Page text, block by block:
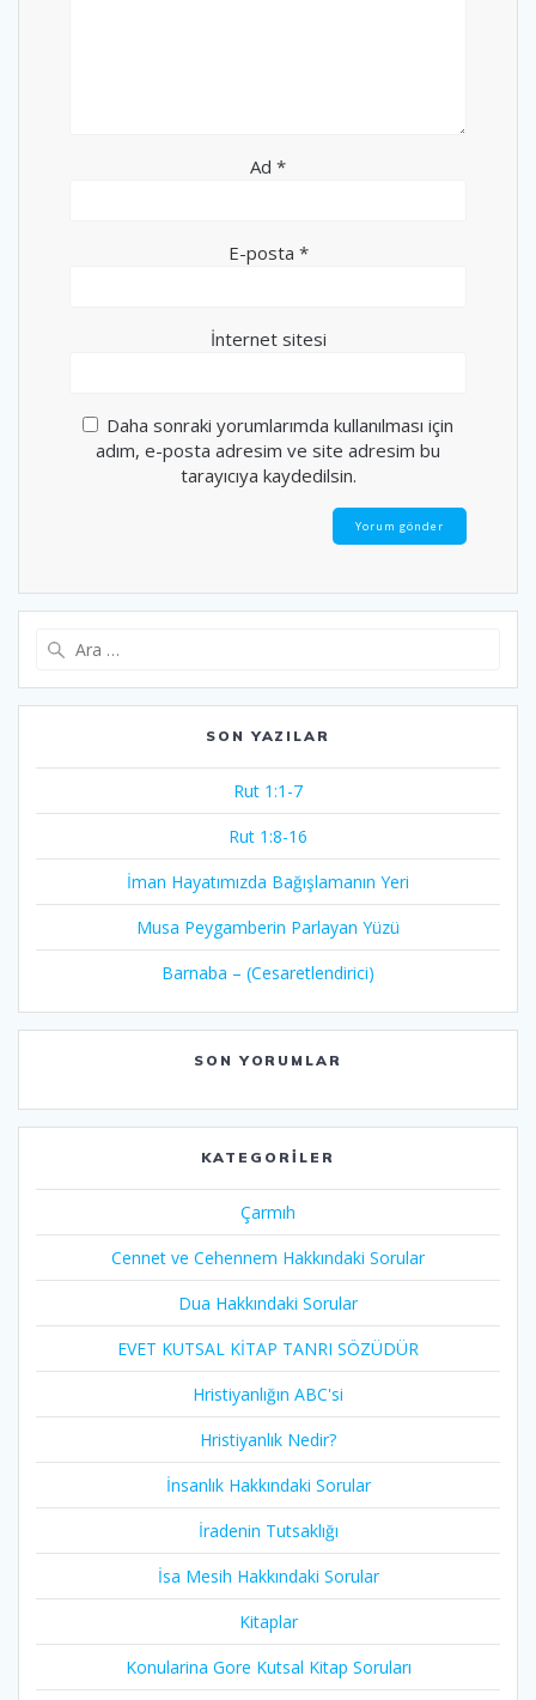
Ad *
E-posta *
İnternet sitesi
Daha sonraki yorumlarımda kullanılması için
adım, e-posta adresim ve site adresim bu
tarayıcıya kaydedilsin.
SON YAZILAR
Rut 1:1-7
Rut 1:8-16
İman Hayatımızda Bağışlamanın Yeri
Musa Peygamberin Parlayan Yüzü
Barnaba – (Cesaretlendirici)
SON YORUMLAR
KATEGORILER
Çarmıh​
Cennet ve Cehennem Hakkındaki Sorular
Dua Hakkındaki Sorular
EVET KUTSAL KİTAP TANRI SÖZÜDÜR
Hristiyanlığın ABC'si
Hristiyanlık Nedir?
İnsanlık Hakkındaki Sorular
İradenin Tutsaklığı​
İsa Mesih Hakkındaki Sorular
Kitaplar
Konularina Gore Kutsal Kitap Soruları